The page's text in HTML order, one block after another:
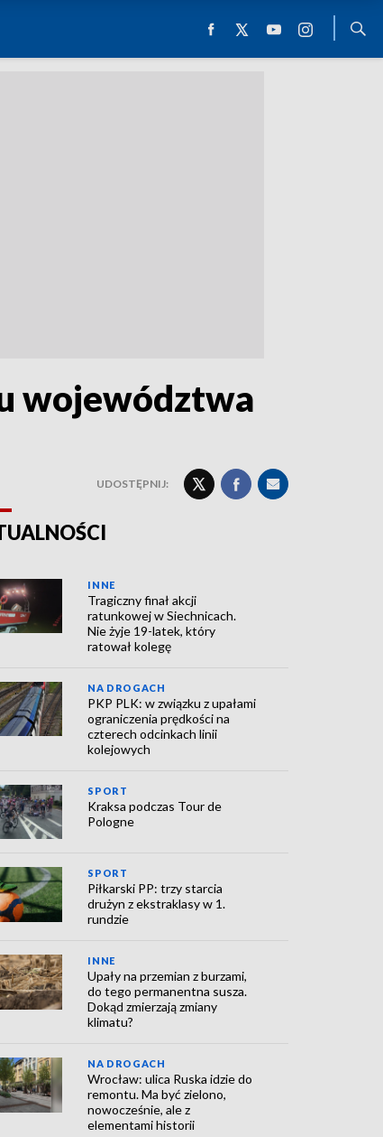
województwa
UDOSTĘPNIJ:
INNE
Tragiczny finał akcji
ratunkowej w Siechnicach.
Nie żyje 19-latek, który
ratował kolegę
NA DROGACH
PKP PLK: w związku z upałami
ograniczenia prędkości na
czterech odcinkach linii
kolejowych
SPORT
Kraksa podczas Tour de
Pologne
SPORT
Piłkarski PP: trzy starcia
drużyn z ekstraklasy w 1.
rundzie
INNE
Upały na przemian z burzami,
do tego permanentna susza.
Dokąd zmierzają zmiany
klimatu?
NA DROGACH
Wrocław: ulica Ruska idzie do
remontu. Ma być zielono,
nowocześnie, ale z
elementami historii